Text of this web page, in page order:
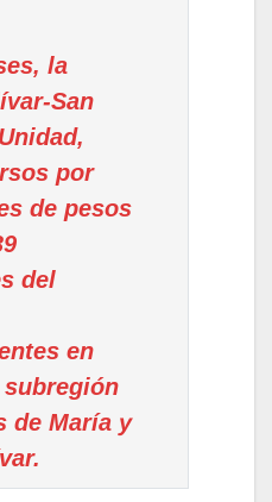
la
San
por
de pesos
del
en
subregión
de María y